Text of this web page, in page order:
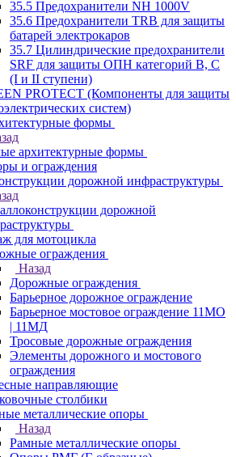
35.5 Предохранители NH 1000V
35.6 Предохранители TRB для защиты
батарей электрокаров
35.7 Цилиндрические предохранители
SRF для защиты ОПН категорий B, C
(I и II ступени)
PROTECT (Компоненты для защиты
систем)
формы
архитектурные формы
и ограждения
дорожной инфраструктуры
дорожной
для мотоцикла
ограждения
Назад
Дорожные ограждения
Барьерное дорожное ограждение
Барьерное мостовое ограждение 11МО
| 11МД
Тросовые дорожные ограждения
Элементы дорожного и мостового
ограждения
направляющие
столбики
металлические опоры
Назад
Рамные металлические опоры